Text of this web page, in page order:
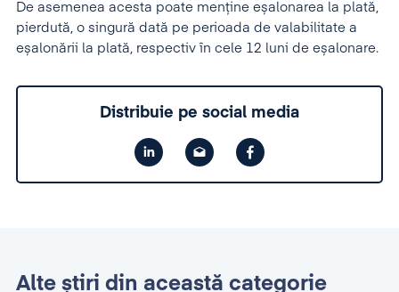
De asemenea acesta poate menține eșalonarea la plată,
pierdută, o singură dată pe perioada de valabilitate a
eșalonării la plată, respectiv în cele 12 luni de eșalonare.
Distribuie pe social media
Alte știri din această categorie